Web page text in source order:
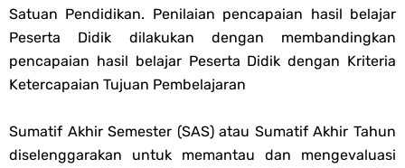
Unduh Buku Teks Utama (BTU) Mapel Akidah Akhlak Jenang MI, MTs
Dan MA Tahun 2026
Satuan Pendidikan. Penilaian pencapaian hasil belajar
Peserta Didik dilakukan dengan membandingkan
pencapaian hasil belajar Peserta Didik dengan Kriteria
Ketercapaian Tujuan Pembelajaran
Sumatif Akhir Semester (SAS) atau Sumatif Akhir Tahun
diselenggarakan untuk memantau dan mengevaluasi